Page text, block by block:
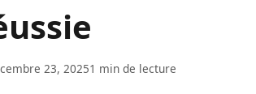
23, 20251 min de lecture